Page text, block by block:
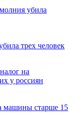
трех человек
машины старше 15